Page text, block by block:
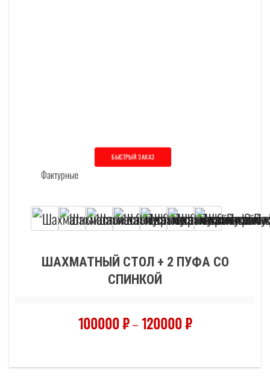
БЫСТРЫЙ ЗАКАЗ
ШАХМАТНЫЙ СТОЛ + 2 ПУФА СО
СПИНКОЙ
100000₽–120000₽